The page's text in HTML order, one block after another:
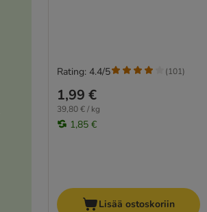
1,99 €
39,80 € / kg
1,85 €
Rating: 4.4/5 (101)
Lisää ostoskoriin